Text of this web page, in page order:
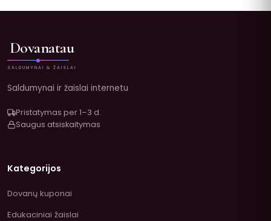
Dovanatau
SALDUMYNAI & ŽAISLAI
Saldumynai ir žaislai internetu
Pristatymas per 1–3 d.
Saugus atsiskaitymas
Kategorijos
Dovanų kuponai
Edukaciniai žaislai